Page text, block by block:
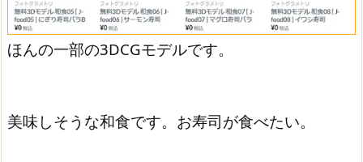
ほんの一部の3DCGモデルです。
美味しそうな和食です。お寿司が食べたい。